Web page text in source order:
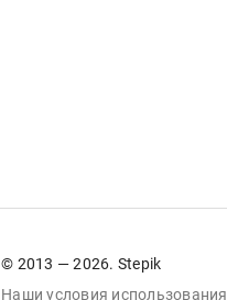
© 2013 — 2026. Stepik
Наши условия использования